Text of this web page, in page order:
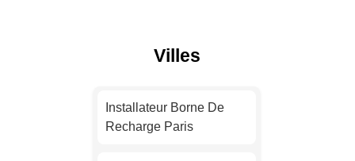
Villes
Installateur Borne De
Recharge Paris